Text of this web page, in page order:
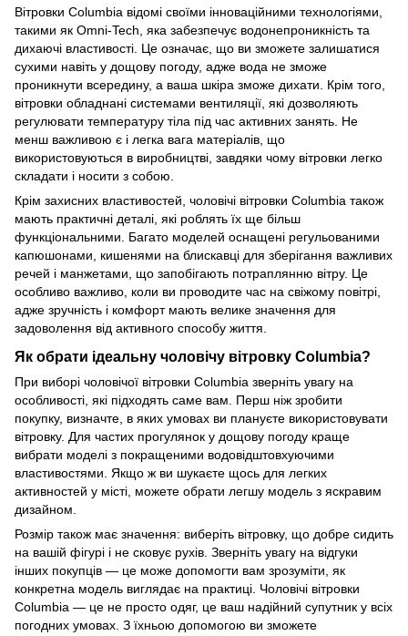
Вітровки Columbia відомі своїми інноваційними технологіями,
такими як Omni-Tech, яка забезпечує водонепроникність та
дихаючі властивості. Це означає, що ви зможете залишатися
сухими навіть у дощову погоду, адже вода не зможе
проникнути всередину, а ваша шкіра зможе дихати. Крім того,
вітровки обладнані системами вентиляції, які дозволяють
регулювати температуру тіла під час активних занять. Не
менш важливою є і легка вага матеріалів, що
використовуються в виробництві, завдяки чому вітровки легко
складати і носити з собою.
Крім захисних властивостей, чоловічі вітровки Columbia також
мають практичні деталі, які роблять їх ще більш
функціональними. Багато моделей оснащені регульованими
капюшонами, кишенями на блискавці для зберігання важливих
речей і манжетами, що запобігають потраплянню вітру. Це
особливо важливо, коли ви проводите час на свіжому повітрі,
адже зручність і комфорт мають велике значення для
задоволення від активного способу життя.
Як обрати ідеальну чоловічу вітровку Columbia?
При виборі чоловічої вітровки Columbia зверніть увагу на
особливості, які підходять саме вам. Перш ніж зробити
покупку, визначте, в яких умовах ви плануєте використовувати
вітровку. Для частих прогулянок у дощову погоду краще
вибрати моделі з покращеними водовідштовхуючими
властивостями. Якщо ж ви шукаєте щось для легких
активностей у місті, можете обрати легшу модель з яскравим
дизайном.
Розмір також має значення: виберіть вітровку, що добре сидить
на вашій фігурі і не сковує рухів. Зверніть увагу на відгуки
інших покупців — це може допомогти вам зрозуміти, як
конкретна модель виглядає на практиці. Чоловічі вітровки
Columbia — це не просто одяг, це ваш надійний супутник у всіх
погодних умовах. З їхньою допомогою ви зможете